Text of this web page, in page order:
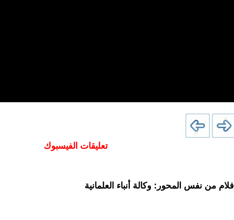
تعليقات الفيسبوك
افلام من نفس المحور: وكالة أنباء العلمانية